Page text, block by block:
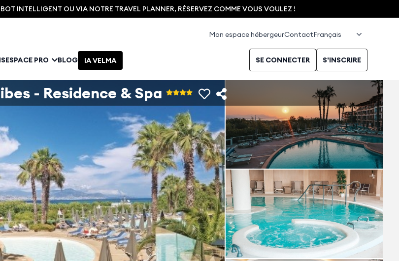
INTELLIGENT OU VIA NOTRE TRAVEL PLANNER, RÉSERVEZ COMME VOUS VOULEZ !
Mon espace hébergeurContact
ESPACE PRO BLOG IA VELMA SE CONNECTER S'INSCRIRE
- Residence & Spa